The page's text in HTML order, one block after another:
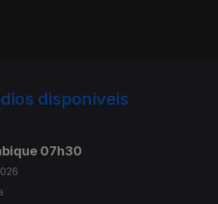
disponíveis
07h30